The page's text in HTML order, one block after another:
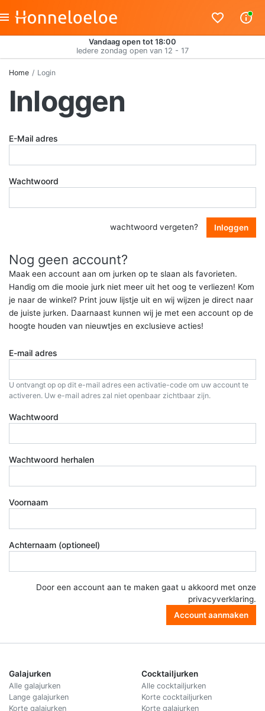
Vandaag open tot 18:00
Iedere zondag open van 12 - 17
Home Login
Inloggen
E-Mail adres
Wachtwoord
wachtwoord vergeten? Inloggen
Nog geen account?
Maak een account aan om jurken op te slaan als favorieten.
Handig om die mooie jurk niet meer uit het oog te verliezen! Kom
je naar de winkel? Print jouw lijstje uit en wij wijzen je direct naar
de juiste jurken. Daarnaast kunnen wij je met een account op de
hoogte houden van nieuwtjes en exclusieve acties!
E-mail adres
U ontvangt op op dit e-mail adres een activatie-code om uw account te
activeren. Uw e-mail adres zal niet openbaar zichtbaar zijn.
Wachtwoord
Wachtwoord herhalen
Voornaam
Achternaam (optioneel)
Door een account aan te maken gaat u akkoord met onze
privacyverklaring.
Account aanmaken
Galajurken
Alle galajurken
Lange galajurken
Korte galajurken
Cocktailjurken
Alle cocktailjurken
Korte cocktailjurken
Korte galajurken